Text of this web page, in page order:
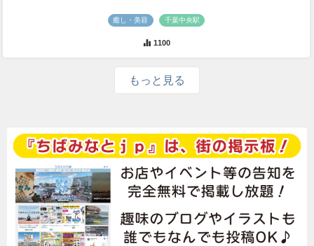
癒し・美容 千葉中央駅
1100
もっと見る